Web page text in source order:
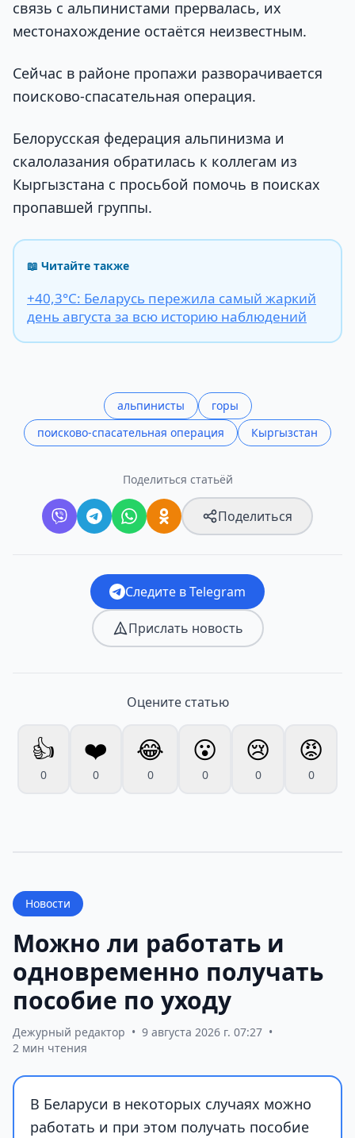
связь с альпинистами прервалась, их
местонахождение остаётся неизвестным.
Сейчас в районе пропажи разворачивается
поисково-спасательная операция.
Белорусская федерация альпинизма и
скалолазания обратилась к коллегам из
Кыргызстана с просьбой помочь в поисках
пропавшей группы.
📖 Читайте также
+40,3°С: Беларусь пережила самый жаркий
день августа за всю историю наблюдений
альпинисты
горы
поисково-спасательная операция
Кыргызстан
Поделиться статьёй
Поделиться
Следите в Telegram
Прислать новость
Оцените статью
👍
0
❤️
0
😂
0
😮
0
😢
0
😡
0
Новости
Можно ли работать и
одновременно получать
пособие по уходу
Дежурный редактор • 9 августа 2026 г. 07:27 •
2 мин чтения
В Беларуси в некоторых случаях можно
работать и при этом получать пособие